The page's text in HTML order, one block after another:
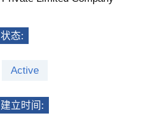
状态:
Active
建立时间: